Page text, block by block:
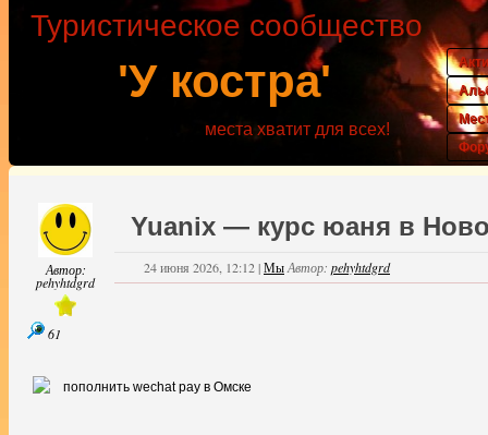
'У костра'
Туристическое сообщество
места хватит для всех!
Автор:
pehyhtdgrd
61
Yuanix — курс юаня в
24 июня 2026, 12:12|МыАвтор: pehyhtdgrd